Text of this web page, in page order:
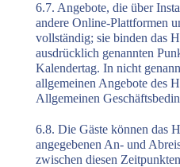
6.7. Angebote, die über
andere Online-Plattformen
vollständig; sie binden das
ausdrücklich genannten
Kalendertag. In nicht
allgemeinen Angebote des
Allgemeinen
6.8. Die Gäste können das
angegebenen An- und
zwischen diesen